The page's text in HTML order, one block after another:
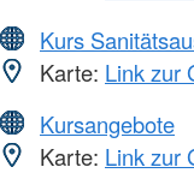
Kurs
Karte: Link zur
Kursangebote
Karte: Link zur